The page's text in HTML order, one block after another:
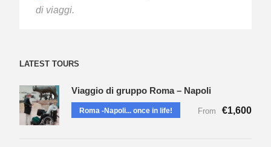
di viaggi.
LATEST TOURS
Viaggio di gruppo Roma – Napoli
Roma -Napoli... once in life! From €1,600